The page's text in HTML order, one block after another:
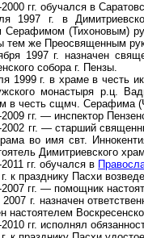
гг. обучался в
1997 г. в
Серафимом (Тихоновым)
тем же Преосвященным
1997 г. назначен
собора г. Пензы.
1999 г. в храме в честь
монастыря р.ц.
в честь сщмч. Серафима (
гг. — инспектор
гг. — старший
во имя свт.
Димитриевского
гг. обучался в
. к празднику Пасхи
гг. — помощник
2007 г. назначен
настоятелем
гг. исполнял